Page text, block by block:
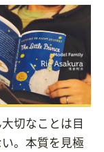
切なことは目
。本質を見極